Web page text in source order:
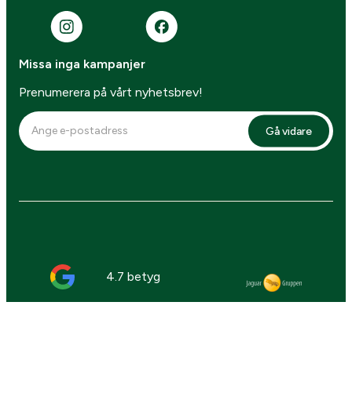
Missa inga kampanjer
Prenumerera på vårt nyhetsbrev!
Gå vidare
4.7 betyg